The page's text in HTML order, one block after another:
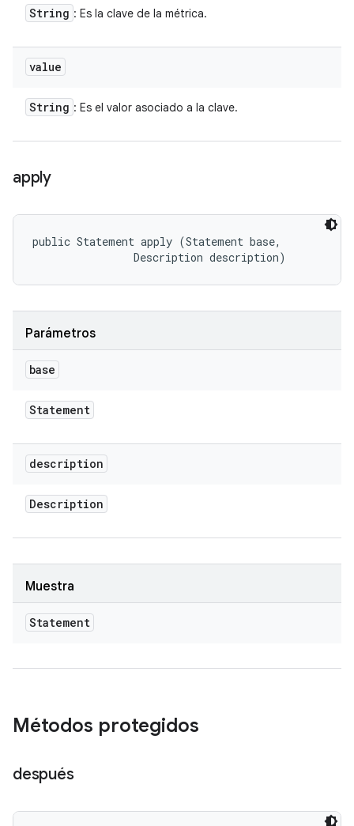
String : Es la clave de la métrica.
value
String : Es el valor asociado a la clave.
apply
public Statement apply (Statement base,
                Description description)
Parámetros
base
Statement
description
Description
Muestra
Statement
Métodos protegidos
después